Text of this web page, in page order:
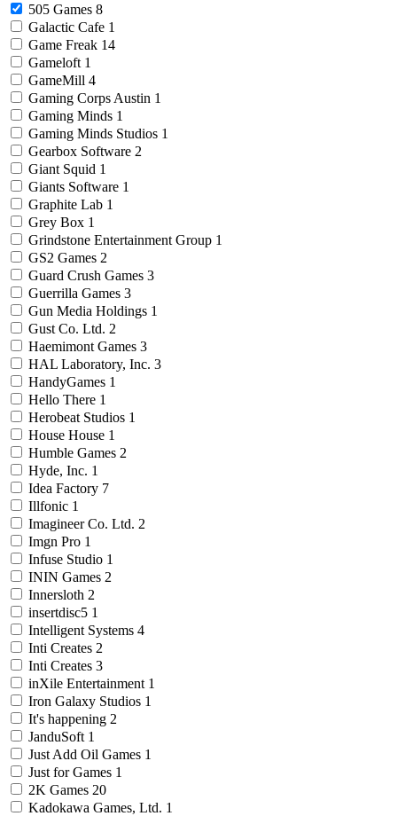
505 Games 8
Galactic Cafe 1
Game Freak 14
Gameloft 1
GameMill 4
Gaming Corps Austin 1
Gaming Minds 1
Gaming Minds Studios 1
Gearbox Software 2
Giant Squid 1
Giants Software 1
Graphite Lab 1
Grey Box 1
Grindstone Entertainment Group 1
GS2 Games 2
Guard Crush Games 3
Guerrilla Games 3
Gun Media Holdings 1
Gust Co. Ltd. 2
Haemimont Games 3
HAL Laboratory, Inc. 3
HandyGames 1
Hello There 1
Herobeat Studios 1
House House 1
Humble Games 2
Hyde, Inc. 1
Idea Factory 7
Illfonic 1
Imagineer Co. Ltd. 2
Imgn Pro 1
Infuse Studio 1
ININ Games 2
Innersloth 2
insertdisc5 1
Intelligent Systems 4
Inti Creates 2
Inti Creates 3
inXile Entertainment 1
Iron Galaxy Studios 1
It's happening 2
JanduSoft 1
Just Add Oil Games 1
Just for Games 1
2K Games 20
Kadokawa Games, Ltd. 1